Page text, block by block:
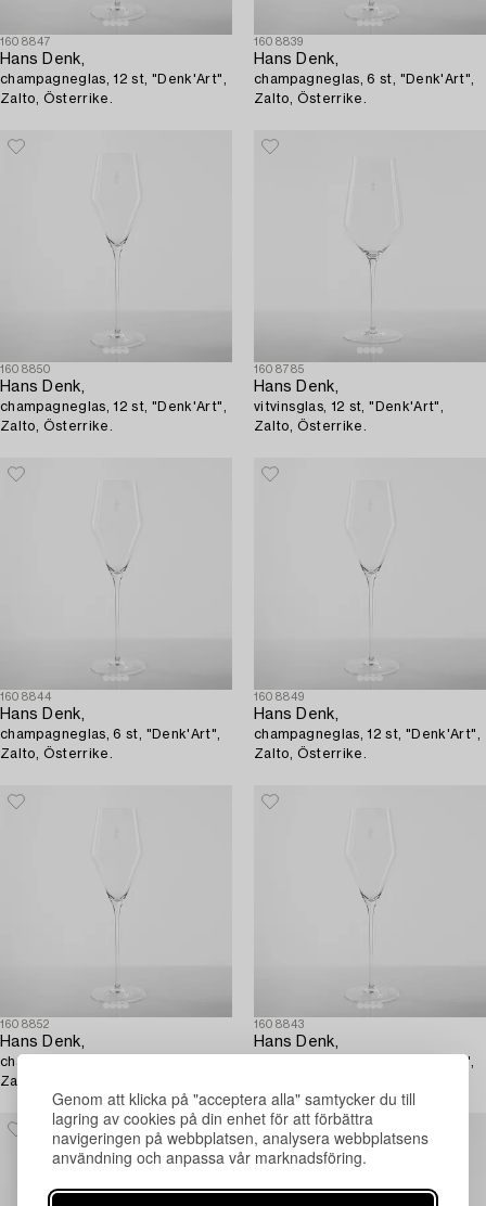
Genom att klicka på "acceptera alla" samtycker du till
lagring av cookies på din enhet för att förbättra
navigeringen på webbplatsen, analysera webbplatsens
användning och anpassa vår marknadsföring.
1608847
Hans Denk,
champagneglas, 12 st, "Denk'Art",
Zalto, Österrike.
1608839
Hans Denk,
champagneglas, 6 st, "Denk'Art",
Zalto, Österrike.
1608850
Hans Denk,
champagneglas, 12 st, "Denk'Art",
Zalto, Österrike.
1608785
Hans Denk,
vitvinsglas, 12 st, "Denk'Art",
Zalto, Österrike.
1608844
Hans Denk,
champagneglas, 6 st, "Denk'Art",
Zalto, Österrike.
1608849
Hans Denk,
champagneglas, 12 st, "Denk'Art",
Zalto, Österrike.
1608852
Hans Denk,
champagneglas, 12 st, "Denk'Art",
Zalto, Österrike.
1608843
Hans Denk,
champagneglas, 6 st, "Denk'Art",